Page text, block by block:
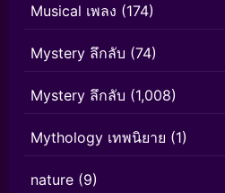
Musical เพลง (174)
Mystery ลึกลับ (74)
Mystery ลึกลับ (1,008)
Mythology เทพนิยาย (1)
nature (9)